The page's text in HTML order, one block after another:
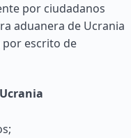
por ciudadanos
aduanera de Ucrania
por escrito de